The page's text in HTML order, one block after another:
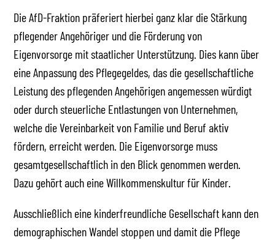
Die AfD-Fraktion präferiert hierbei ganz klar die Stärkung
pflegender Angehöriger und die Förderung von
Eigenvorsorge mit staatlicher Unterstützung. Dies kann über
eine Anpassung des Pflegegeldes, das die gesellschaftliche
Leistung des pflegenden Angehörigen angemessen würdigt
oder durch steuerliche Entlastungen von Unternehmen,
welche die Vereinbarkeit von Familie und Beruf aktiv
fördern, erreicht werden. Die Eigenvorsorge muss
gesamtgesellschaftlich in den Blick genommen werden.
Dazu gehört auch eine Willkommenskultur für Kinder.
Ausschließlich eine kinderfreundliche Gesellschaft kann den
demographischen Wandel stoppen und damit die Pflege